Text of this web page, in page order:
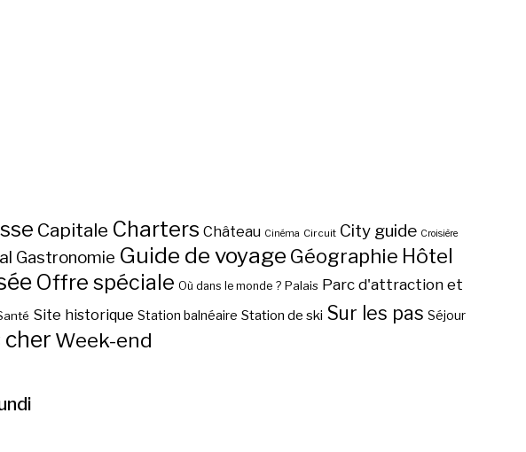
Capitale Charters Château Cinéma Circuit City guide Croisière
Gastronomie Guide de voyage Géographie Hôtel
Offre spéciale Où dans le monde ? Palais Parc d'attraction et
Site historique Station balnéaire Station de ski Sur les pas Séjour
cher Week-end